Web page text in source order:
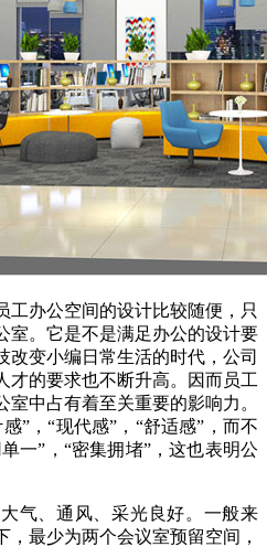
工办公空间的设计比较随便，只
室。它是不是满足办公的设计要
改变小编日常生活的时代，公司
才的要求也不断升高。因而员工
中占有着至关重要的影响力。
”，“现代感”，“舒适感”，而不
一”，“密集拥堵”，这也表明公
气、通风、采光良好。一般来
最少为两个会议室预留空间，